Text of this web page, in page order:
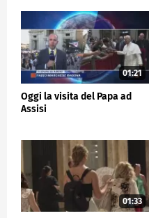
01:21
Oggi la visita del Papa ad
Assisi
01:33